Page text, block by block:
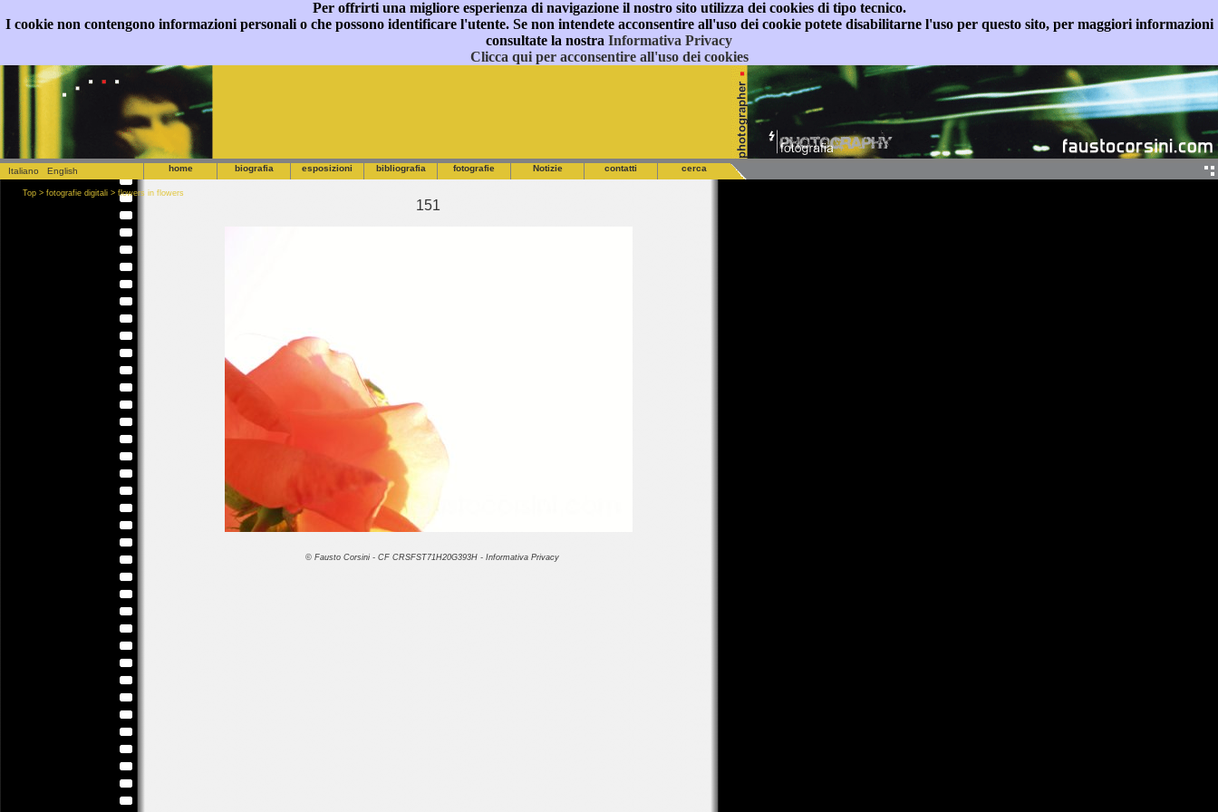
Per offrirti una migliore esperienza di navigazione il nostro sito utilizza dei cookies di tipo tecnico.
I cookie non contengono informazioni personali o che possono identificare l'utente. Se non intendete acconsentire all'uso dei cookie potete disabilitarne l'uso per questo sito, per maggiori informazioni
consultate la nostra Informativa Privacy
Clicca qui per acconsentire all'uso dei cookies
Italiano English home biografia esposizioni bibliografia fotografie Notizie contatti cerca
Top > fotografie digitali > flowers in flowers
151
© Fausto Corsini - CF CRSFST71H20G393H - Informativa Privacy